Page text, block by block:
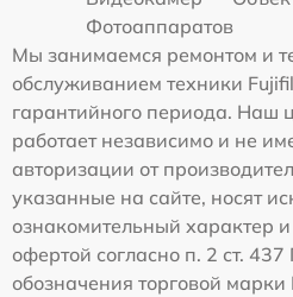
Фотоаппаратов
Мы занимаемся ремонтом и
обслуживанием техники
гарантийного периода. Наш
работает независимо и не
авторизации от
указанные на сайте, носят
ознакомительный характер
офертой согласно п. 2 ст.
обозначения торговой